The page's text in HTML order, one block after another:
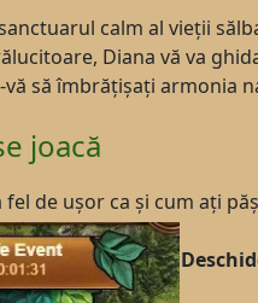
calm al vieții
Diana vă va
să îmbrățișați armonia
joacă
fel de ușor ca și cum ați